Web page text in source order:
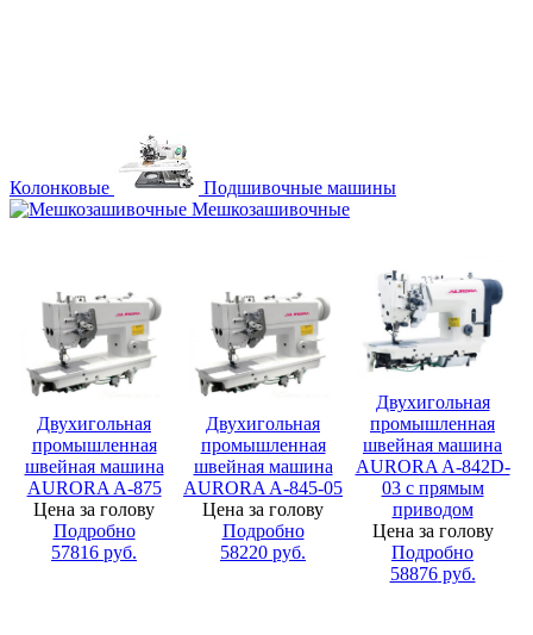
Колонковые
Подшивочные машины
Мешкозашивочные
Двухигольная
промышленная
швейная машина
AURORA A-875
Цена за голову
Подробно
57816 руб.
Двухигольная
промышленная
швейная машина
AURORA A-845-05
Цена за голову
Подробно
58220 руб.
Двухигольная
промышленная
швейная машина
AURORA A-842D-
03 с прямым
приводом
Цена за голову
Подробно
58876руб.